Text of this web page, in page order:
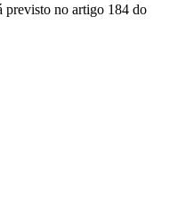
previsto no artigo 184 do